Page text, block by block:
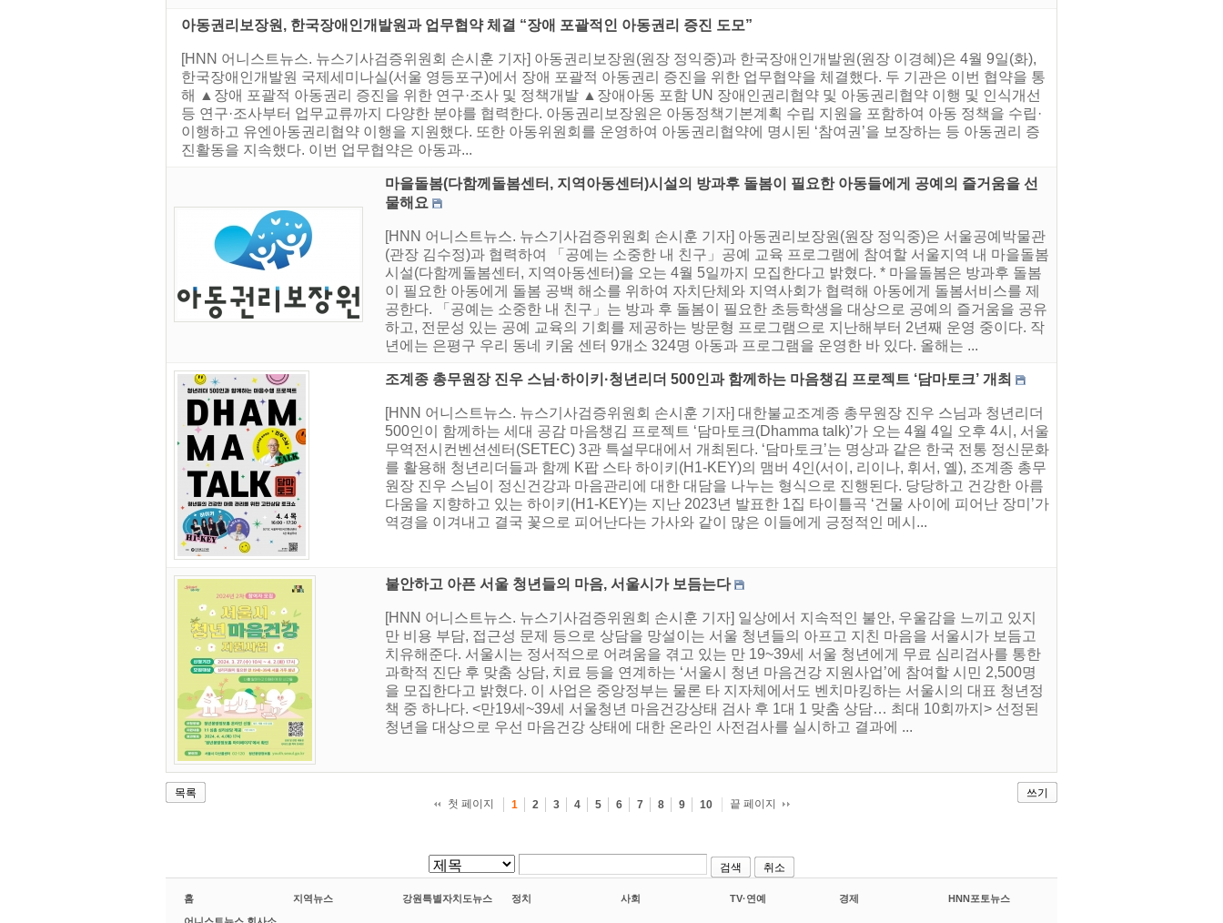
아동권리보장원, 한국장애인개발원과 업무협약 체결 “장애 포괄적인 아동권리 증진 도모”
[HNN 어니스트뉴스. 뉴스기사검증위원회 손시훈 기자] 아동권리보장원(원장 정익중)과 한국장애인개발원(원장 이경혜)은 4월 9일(화),
한국장애인개발원 국제세미나실(서울 영등포구)에서 장애 포괄적 아동권리 증진을 위한 업무협약을 체결했다. 두 기관은 이번 협약을 통
해 ▲장애 포괄적 아동권리 증진을 위한 연구·조사 및 정책개발 ▲장애아동 포함 UN 장애인권리협약 및 아동권리협약 이행 및 인식개선
등 연구·조사부터 업무교류까지 다양한 분야를 협력한다. 아동권리보장원은 아동정책기본계획 수립 지원을 포함하여 아동 정책을 수립·
이행하고 유엔아동권리협약 이행을 지원했다. 또한 아동위원회를 운영하여 아동권리협약에 명시된 ‘참여권’을 보장하는 등 아동권리 증
진활동을 지속했다. 이번 업무협약은 아동과...
마을돌봄(다함께돌봄센터, 지역아동센터)시설의 방과후 돌봄이 필요한 아동들에게 공예의 즐거움을 선
물해요
[HNN 어니스트뉴스. 뉴스기사검증위원회 손시훈 기자] 아동권리보장원(원장 정익중)은 서울공예박물관
(관장 김수정)과 협력하여 「공예는 소중한 내 친구」공예 교육 프로그램에 참여할 서울지역 내 마을돌봄
시설(다함께돌봄센터, 지역아동센터)을 오는 4월 5일까지 모집한다고 밝혔다. * 마을돌봄은 방과후 돌봄
이 필요한 아동에게 돌봄 공백 해소를 위하여 자치단체와 지역사회가 협력해 아동에게 돌봄서비스를 제
공한다. 「공예는 소중한 내 친구」는 방과 후 돌봄이 필요한 초등학생을 대상으로 공예의 즐거움을 공유
하고, 전문성 있는 공예 교육의 기회를 제공하는 방문형 프로그램으로 지난해부터 2년째 운영 중이다. 작
년에는 은평구 우리 동네 키움 센터 9개소 324명 아동과 프로그램을 운영한 바 있다. 올해는 ...
조계종 총무원장 진우 스님·하이키·청년리더 500인과 함께하는 마음챙김 프로젝트 ‘담마토크’ 개최
[HNN 어니스트뉴스. 뉴스기사검증위원회 손시훈 기자] 대한불교조계종 총무원장 진우 스님과 청년리더
500인이 함께하는 세대 공감 마음챙김 프로젝트 ‘담마토크(Dhamma talk)’가 오는 4월 4일 오후 4시, 서울
무역전시컨벤션센터(SETEC) 3관 특설무대에서 개최된다. ‘담마토크’는 명상과 같은 한국 전통 정신문화
를 활용해 청년리더들과 함께 K팝 스타 하이키(H1-KEY)의 맴버 4인(서이, 리이나, 휘서, 옐), 조계종 총무
원장 진우 스님이 정신건강과 마음관리에 대한 대담을 나누는 형식으로 진행된다. 당당하고 건강한 아름
다움을 지향하고 있는 하이키(H1-KEY)는 지난 2023년 발표한 1집 타이틀곡 ‘건물 사이에 피어난 장미’가
역경을 이겨내고 결국 꽃으로 피어난다는 가사와 같이 많은 이들에게 긍정적인 메시...
불안하고 아픈 서울 청년들의 마음, 서울시가 보듬는다
[HNN 어니스트뉴스. 뉴스기사검증위원회 손시훈 기자] 일상에서 지속적인 불안, 우울감을 느끼고 있지
만 비용 부담, 접근성 문제 등으로 상담을 망설이는 서울 청년들의 아프고 지친 마음을 서울시가 보듬고
치유해준다. 서울시는 정서적으로 어려움을 겪고 있는 만 19~39세 서울 청년에게 무료 심리검사를 통한
과학적 진단 후 맞춤 상담, 치료 등을 연계하는 ‘서울시 청년 마음건강 지원사업’에 참여할 시민 2,500명
을 모집한다고 밝혔다. 이 사업은 중앙정부는 물론 타 지자체에서도 벤치마킹하는 서울시의 대표 청년정
책 중 하나다. <만19세~39세 서울청년 마음건강상태 검사 후 1대 1 맞춤 상담… 최대 10회까지> 선정된
청년을 대상으로 우선 마음건강 상태에 대한 온라인 사전검사를 실시하고 결과에 ...
목록
쓰기
첫 페이지
1 2 3 4 5 6 7 8 9 10 끝 페이지
검색 취소
홈 지역뉴스 강원특별자치도뉴스 정치 사회 TV·연예 경제 HNN포토뉴스